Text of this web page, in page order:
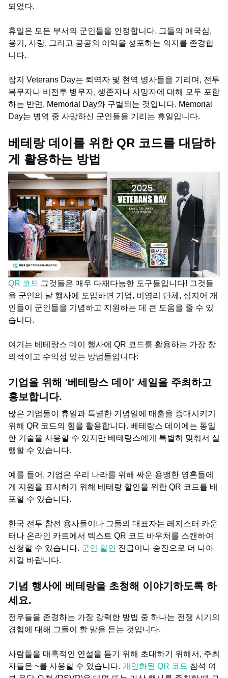
되었다.
휴일은 모든 부서의 군인들을 인정합니다. 그들의 애국심,
용기, 사랑, 그리고 공공의 이익을 성포하는 의지를 존경합
니다.
잡지 Veterans Day는 퇴역자 및 현역 병사들을 기리며, 전투
복무자나 비전투 병무자, 생존자나 사망자에 대해 모두 포함
하는 반면, Memorial Day와 구별되는 것입니다. Memorial
Day는 병역 중 사망하신 군인들을 기리는 휴일입니다.
베테랑 데이를 위한 QR 코드를 대담하
게 활용하는 방법
QR 코드 그것들은 매우 다재다능한 도구들입니다! 그것들
을 군인의 날 행사에 도입하면 기업, 비영리 단체, 심지어 개
인들이 군인들을 기념하고 지원하는 데 큰 도움을 줄 수 있
습니다.
여기는 베테랑스 데이 행사에 QR 코드를 활용하는 가장 창
의적이고 수익성 있는 방법들입니다:
기업을 위해 '베테랑스 데이' 세일을 주최하고
홍보합니다.
많은 기업들이 휴일과 특별한 기념일에 매출을 증대시키기
위해 QR 코드의 힘을 활용합니다. 베테랑스 데이에는 동일
한 기술을 사용할 수 있지만 베테랑스에게 특별히 맞춰서 실
행할 수 있습니다.
예를 들어, 기업은 우리 나라를 위해 싸운 용맹한 영혼들에
게 지원을 표시하기 위해 베테랑 할인을 위한 QR 코드를 배
포할 수 있습니다.
한국 전투 참전 용사들이나 그들의 대표자는 레지스터 카운
터나 온라인 카트에서 텍스트 QR 코드 바우처를 스캔하여
신청할 수 있습니다. 군인 할인 진급이나 승진으로 더 나아
지길 바랍니다.
기념 행사에 베테랑을 초청해 이야기하도록 하
세요.
전우들을 존경하는 가장 강력한 방법 중 하나는 전쟁 시기의
경험에 대해 그들이 할 말을 듣는 것입니다.
사람들을 매혹적인 연설을 듣기 위해 초대하기 위해서, 주최
자들은 ~를 사용할 수 있습니다. 개인화된 QR 코드 참석 여